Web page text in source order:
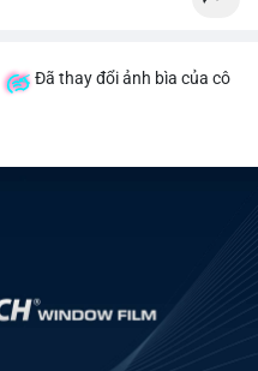
Đã thay đổi ảnh bìa của cô